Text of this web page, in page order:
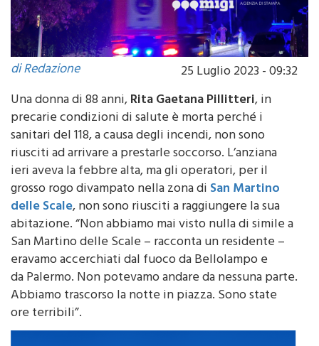
di Redazione
25 Luglio 2023 - 09:32
Una donna di 88 anni,Rita Gaetana Pillitteri, in
precarie condizioni di salute è morta perché i
sanitari del 118, a causa degli incendi, non sono
riusciti ad arrivare a prestarle soccorso. L’anziana
ieri aveva la febbre alta, ma gli operatori, per il
grosso rogo divampato nella zona diSan Martino
delle Scale, non sono riusciti a raggiungere la sua
abitazione. “Non abbiamo mai visto nulla di simile a
San Martino delle Scale – racconta un residente –
eravamo accerchiati dal fuoco da Bellolampo e
daPalermo. Non potevamo andare da nessuna parte.
Abbiamo trascorso la notte in piazza. Sono state
ore terribili”.